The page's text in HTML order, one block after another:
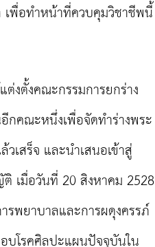
เพื่อทำหน้าที่ควบคุมวิชาชีพนี้
ตั้งคณะกรรมการยกร่าง
คณะหนึ่งเพื่อจัดทำร่างพระ
สร็จ และนำเสนอเข้าสู่
เมื่อวันที่ 20 สิงหาคม 2528
พยาบาลและการผดุงครรภ์